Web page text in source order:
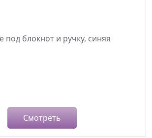
под блокнот и ручку, синяя
Смотреть